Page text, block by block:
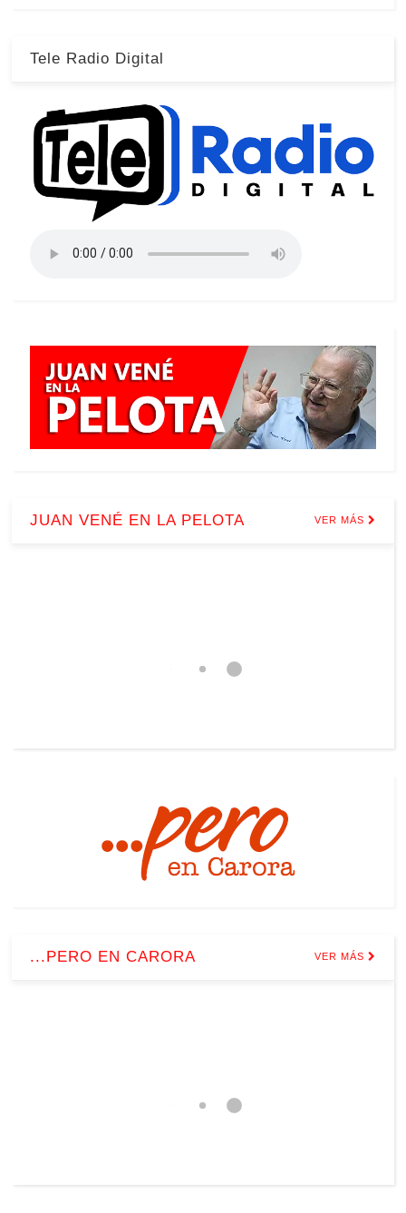
Tele Radio Digital
JUAN VENÉ EN LA PELOTA VER MÁS
...PERO EN CARORA VER MÁS